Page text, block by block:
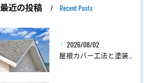
最近の投稿 Recent Posts
2026/08/02